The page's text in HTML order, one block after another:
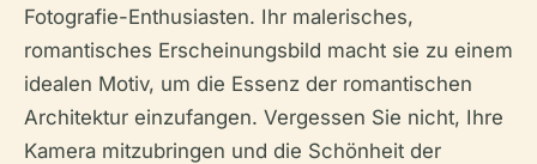
Fotografie-Enthusiasten. Ihr malerisches,
romantisches Erscheinungsbild macht sie zu einem
idealen Motiv, um die Essenz der romantischen
Architektur einzufangen. Vergessen Sie nicht, Ihre
Kamera mitzubringen und die Schönheit der